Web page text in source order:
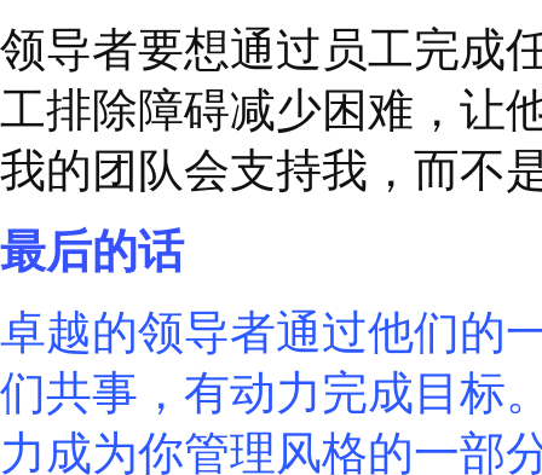
对于领导者来说，“自
驱的背后，其实就是
史蒂芬·柯维博士曾说
了，激励的关键词应由
法激发员工的“内在动
而拥有影响力的领导